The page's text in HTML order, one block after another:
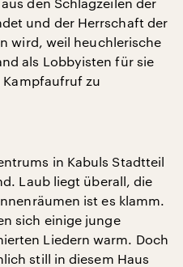
und der Herrschaft der
wird, weil heuchlerische
als Lobbyisten für sie
zu
in Kabuls Stadtteil
Laub liegt überall, die
ist es klamm.
sich einige junge
Liedern warm. Doch
still in diesem Haus